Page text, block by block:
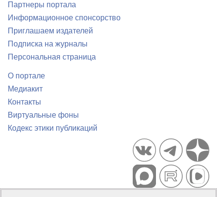
Партнеры портала
Информационное спонсорство
Приглашаем издателей
Подписка на журналы
Персональная страница
О портале
Медиакит
Контакты
Виртуальные фоны
Кодекс этики публикаций